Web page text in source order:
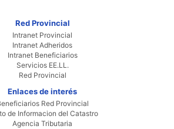
Red Provincial
Intranet Provincial
Intranet Adheridos
Intranet Beneficiarios
Servicios EE.LL.
Red Provincial
Enlaces de interés
Red Provincial
de Informacion del Catastro
Agencia Tributaria